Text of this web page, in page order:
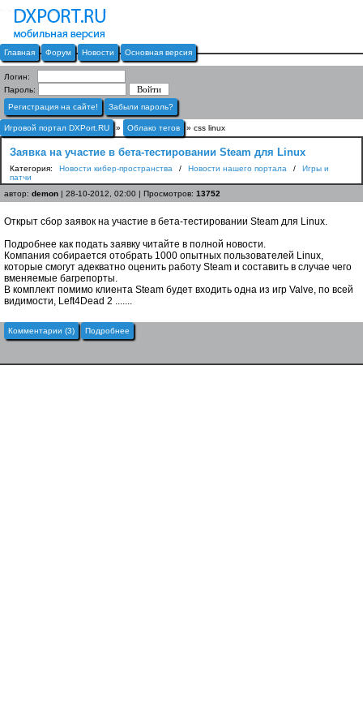
Главная Форум Новости Основная версия
Логин:
Пароль:
Регистрация на сайте!
Забыли пароль?
Игровой портал DXPort.RU » Облако тегов » css linux
Заявка на участие в бета-тестировании Steam для Linux
Категория: Новости кибер-пространства / Новости нашего портала /
Игры и
патчи
автор: demon | 28-10-2012, 02:00 | Просмотров: 13752
Открыт сбор заявок на участие в бета-тестировании Steam для Linux.
Подробнее как подать заявку читайте в полной новости.
Компания собирается отобрать 1000 опытных пользователей Linux,
которые смогут адекватно оценить работу Steam и составить в случае чего
вменяемые багрепорты.
В комплект помимо клиента Steam будет входить одна из игр Valve, по всей
видимости, Left4Dead 2 .......
Комментарии (3) Подробнее